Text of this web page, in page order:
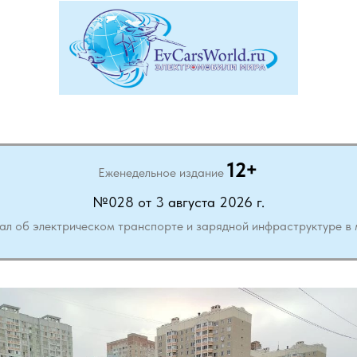
Еженедельное издание 12+
№028 от 3 августа 2026 г.
об электрическом транспорте и зарядной инфраструктуре в